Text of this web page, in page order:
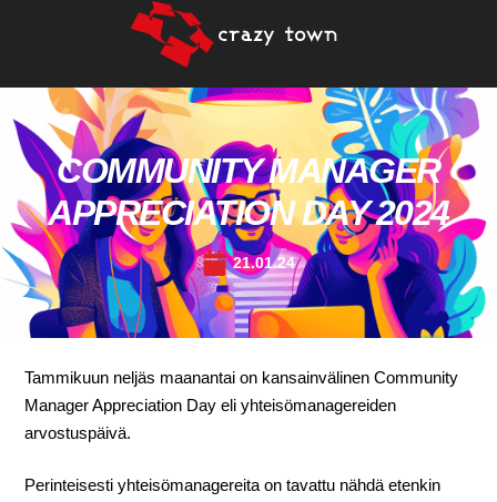
COMMUNITY MANAGER
APPRECIATION DAY 2024
21.01.24
Tammikuun neljäs maanantai on kansainvälinen Community
Manager Appreciation Day eli yhteisömanagereiden
arvostuspäivä.
Perinteisesti yhteisömanagereita on tavattu nähdä etenkin